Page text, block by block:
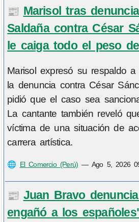
📰 Marisol tras
Saldaña contra César
le caiga todo el peso
Marisol expresó su respaldo
la denuncia contra César
pidió que el caso sea
La cantante también reveló
víctima de una situación de
carrera artística.
🌐 El Comercio (Perú) — Ago 5, 2026
📰 Juan Bravo
engañó a los